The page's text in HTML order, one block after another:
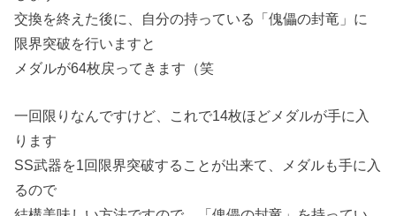
交換を終えた後に、自分の持っている「傀儡の封竜」に
限界突破を行いますと
メダルが64枚戻ってきます（笑
一回限りなんですけど、これで14枚ほどメダルが手に入
ります
SS武器を1回限界突破することが出来て、メダルも手に入
るので